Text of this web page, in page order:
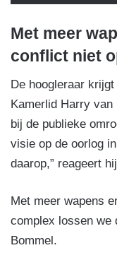
Met meer
conflict niet
De hoogleraar
Kamerlid Harry van
bij de publieke
visie op de oorlog
daarop,” reageert
Met meer wapens
complex lossen we
Bommel.